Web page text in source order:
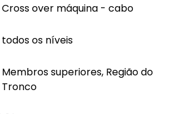
Cross over máquina - cabo
todos os níveis
Membros superiores, Região do
Tronco